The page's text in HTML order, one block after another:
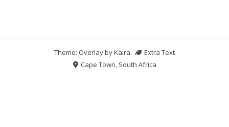
Theme: Overlay byKaira.
Extra Text
Cape Town, South Africa